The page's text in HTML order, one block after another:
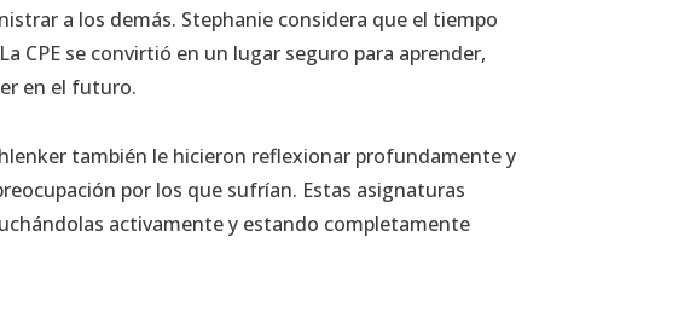
a los demás. Stephanie considera que el tiempo
CPE se convirtió en un lugar seguro para aprender,
en el futuro.
también le hicieron reflexionar profundamente y
por los que sufrían. Estas asignaturas
activamente y estando completamente